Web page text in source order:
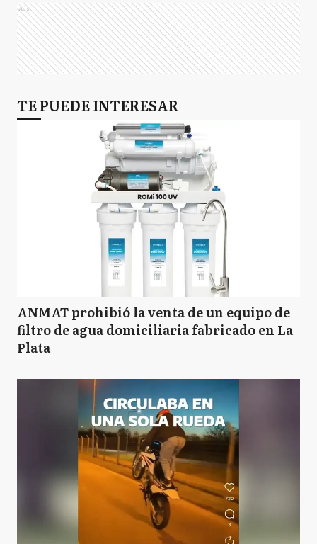
Ads
TE PUEDE INTERESAR
ANMAT prohibió la venta de un equipo de
filtro de agua domiciliaria fabricado en La
Plata